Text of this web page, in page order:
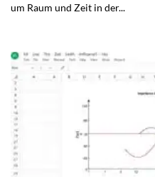
um Raum und Zeit in der...